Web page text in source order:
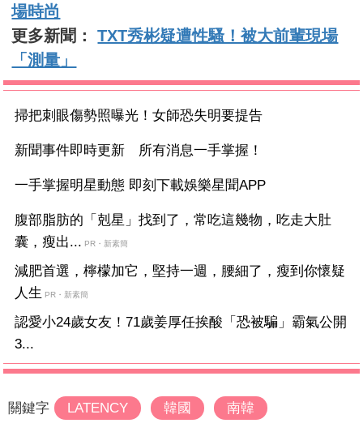
場時尚
更多新聞：TXT秀彬疑遭性騷！被大前輩現場
「測量」
掃把刺眼傷勢照曝光！女師恐失明要提告
新聞事件即時更新 所有消息一手掌握！
一手掌握明星動態 即刻下載娛樂星聞APP
腹部脂肪的「剋星」找到了，常吃這幾物，吃走大肚
囊，瘦出... PR・新素簡
減肥首選，檸檬加它，堅持一週，腰細了，瘦到你懷疑
人生 PR・新素簡
認愛小24歲女友！71歲姜厚任挨酸「恐被騙」霸氣公開
3...
關鍵字 LATENCY 韓國 南韓